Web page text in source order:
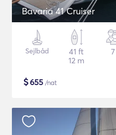
Bavaria 41 Cruiser
Sejlbåd
41 ft
12 m
7
$655 /nat